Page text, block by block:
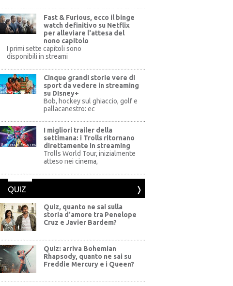
Fast & Furious, ecco il binge
watch definitivo su Netflix
per alleviare l'attesa del
nono capitolo
I primi sette capitoli sono
disponibili in streami
Disney+
Cinque grandi storie vere di
sport da vedere in streaming
su DIsney+
Bob, hockey sul ghiaccio, golf e
pallacanestro: ec
Universal Pictures
I migliori trailer della
settimana: i Trolls ritornano
direttamente in streaming
Trolls World Tour, inizialmente
atteso nei cinema,
QUIZ
Quiz, quanto ne sai sulla
storia d'amore tra Penelope
Cruz e Javier Bardem?
Quiz: arriva Bohemian
Rhapsody, quanto ne sai su
Freddie Mercury e i Queen?